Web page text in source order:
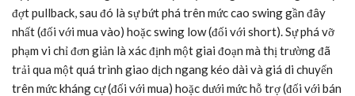
đợt pullback, sau đó là sự bứt phá trên mức cao swing gần đây
nhất (đối với mua vào) hoặc swing low (đối với short). Sự phá vỡ
phạm vi chỉ đơn giản là xác định một giai đoạn mà thị trường đã
trải qua một quá trình giao dịch ngang kéo dài và giá di chuyển
trên mức kháng cự (đối với mua) hoặc dưới mức hỗ trợ (đối với bán